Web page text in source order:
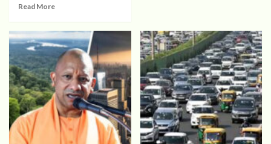
Read More